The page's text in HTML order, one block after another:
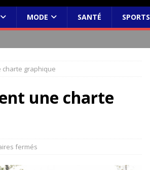
MODE SANTÉ SPORTS
charte graphique
une charte
fermés